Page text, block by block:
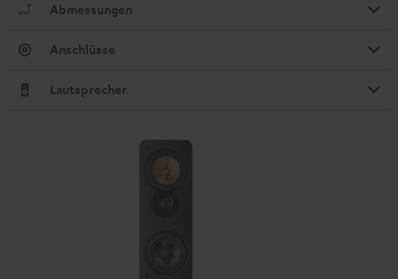
Abmessungen
Anschlüsse
Lautsprecher